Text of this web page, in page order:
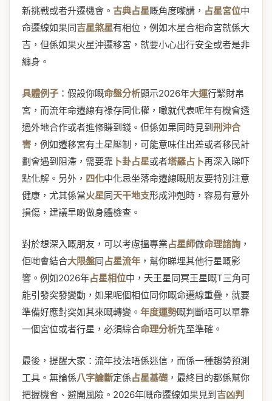
新挑戰或者升遷機會。 古典占星嘅角度嚟講， 占星宮位中
命遷線如果同吉星煞星有相位，例如木星合相命宮就係大
吉，但係如果火星沖遷移宮，就要小心出行安全或者是非
纏身。
具體例子 ：假設你嘅命盤分析顯示2026年大運行緊財帛
宮，而流年命遷線有祿存同化權，噉就代表呢年有機會透
過外地合作或者進修賺到錢。但係如果同時見到刑沖合
害 ，例如遷移宮有土星壓制，可能意味住出差或者移民計
劃會遇到阻滯，需要靠 卜卦占星或者塔羅占卜再深入睇吓
點化解。另外， 四化中化忌坐落命遷線嘅朋友要特別注意
健康，尤其係當火星同天干地支形成沖剋時，容易有意外
損傷，建議早啲做身體檢查。
對於想深入嘅朋友，可以考慮搵專業占星師做命理諮詢 ，
佢哋會結合大限盤同占星流年 ，幫你睇埋其他行星嘅影
響。例如2026年占星相位中，天王星同冥王星嘅T三角可
能引發突發變動，如果呢個相位同你嘅命遷線重疊，就要
準備好應對突如其來嘅轉變。 年度運勢嘅判斷唔可以單靠
一個宮位或者行星，必須綜合命理分析先至準確。
最後，提醒大家：流年技法唔係迷信，而係一種趨勢預測
工具。無論係八字論斷定係占星基礎，最終目的都係幫你
把握機會、避開風險。2026年嘅命遷線如果見到吉凶判